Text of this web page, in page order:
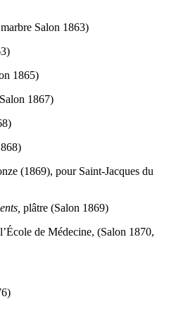
Salon 1863)
1865)
1867)
(1869), pour Saint-Jacques du
plâtre (Salon 1869)
de Médecine, (Salon 1870,